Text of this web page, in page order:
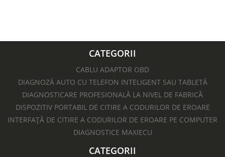
CATEGORII
CABLU ADAPTOR OBD
DIAGNOZĂ AUTO CU TELEFON INTELIGENT SAU TABLETĂ
DIAGNOSTICARE PROFESIONALĂ LA NIVEL DE FABRICĂ
DISPOZITIV PORTABIL DE CITIRE A CODURILOR DE EROARE
INTERFAȚĂ DE CITIRE A CODURILOR DE EROARE PE COMPUTER
DIAGNOSTICE MAXIECU
CATEGORII